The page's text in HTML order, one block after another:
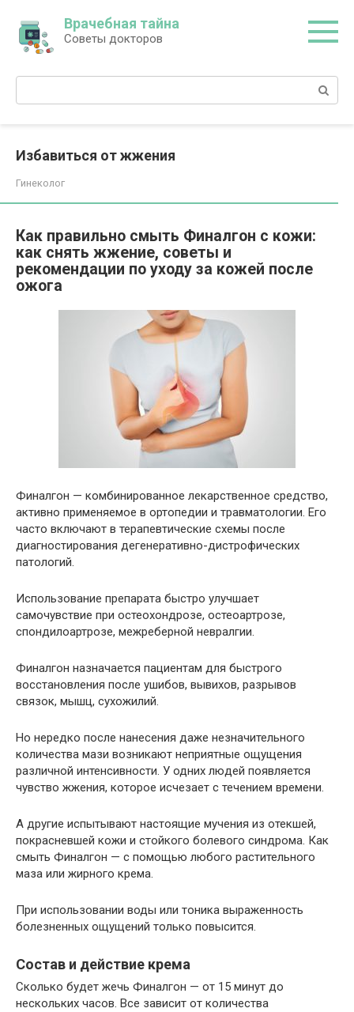
контенту
Врачебная тайна
Советы докторов
Поиск:
Избавиться от жжения
Гинеколог
Как правильно смыть Финалгон с кожи:
как снять жжение, советы и
рекомендации по уходу за кожей после
ожога
Финалгон — комбинированное лекарственное средство,
активно применяемое в ортопедии и травматологии. Его
часто включают в терапевтические схемы после
диагностирования дегенеративно-дистрофических
патологий.
Использование препарата быстро улучшает
самочувствие при остеохондрозе, остеоартрозе,
спондилоартрозе, межреберной невралгии.
Финалгон назначается пациентам для быстрого
восстановления после ушибов, вывихов, разрывов
связок, мышц, сухожилий.
Но нередко после нанесения даже незначительного
количества мази возникают неприятные ощущения
различной интенсивности. У одних людей появляется
чувство жжения, которое исчезает с течением времени.
А другие испытывают настоящие мучения из отекшей,
покрасневшей кожи и стойкого болевого синдрома. Как
смыть Финалгон — с помощью любого растительного
маза или жирного крема.
При использовании воды или тоника выраженность
болезненных ощущений только повысится.
Состав и действие крема
Сколько будет жечь Финалгон — от 15 минут до
нескольких часов. Все зависит от количества